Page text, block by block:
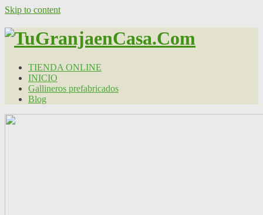
Skip to content
TIENDA ONLINE
INICIO
Gallineros prefabricados
Blog